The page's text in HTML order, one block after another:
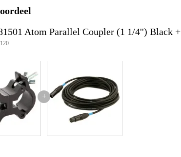
32 mm (1¼")
Hoofdbody van AW6082 T6 aluminium, rolpinnen van
30 mm
5:1
stuk: 0.18 kg
(poedercoating)
T5881501
Atom Parallel Coupler (1 1/4'') Black
+